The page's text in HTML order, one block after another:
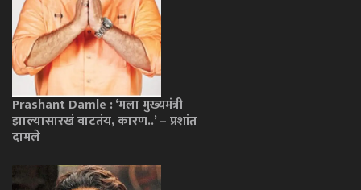
Prashant Damle : ‘मला मुख्यमंत्री
झाल्यासारखं वाटतंय, कारण..’ – प्रशांत
दामले